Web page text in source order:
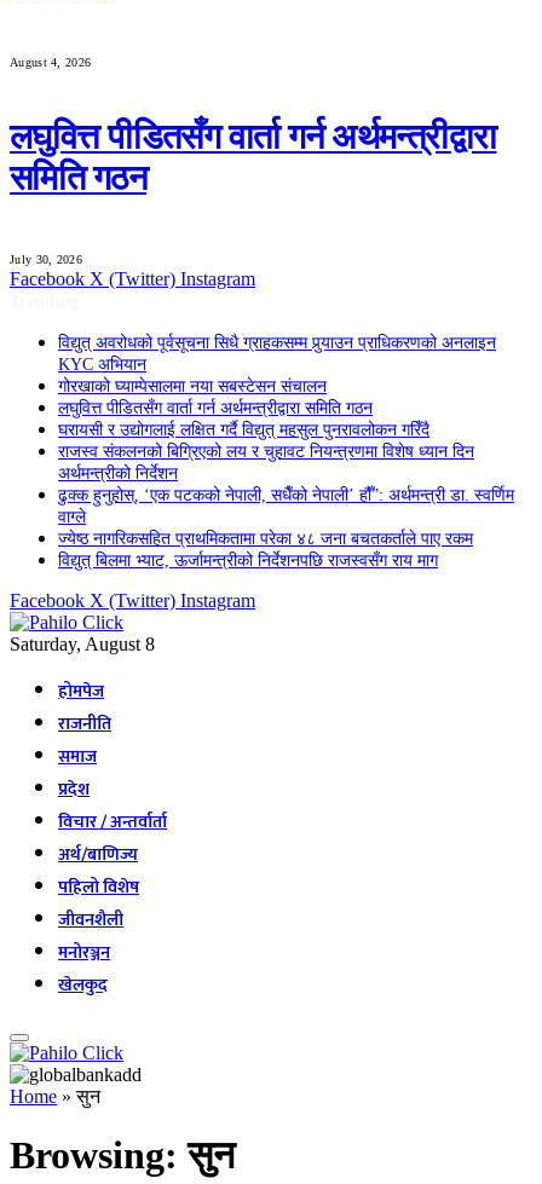
August 4, 2026
लघुवित्त पीडितसँग वार्ता गर्न अर्थमन्त्रीद्वारा
समिति गठन
July 30, 2026
Facebook X (Twitter) Instagram
विद्युत् अवरोधको पूर्वसूचना सिधै ग्राहकसम्म पुर्‍याउन प्राधिकरणको अनलाइन
KYC अभियान
गोरखाको घ्याम्पेसालमा नया सबस्टेसन संचालन
लघुवित्त पीडितसँग वार्ता गर्न अर्थमन्त्रीद्वारा समिति गठन
घरायसी र उद्योगलाई लक्षित गर्दै विद्युत् महसुल पुनरावलोकन गरिँदै
राजस्व संकलनको बिग्रिएको लय र चुहावट नियन्त्रणमा विशेष ध्यान दिन
अर्थमन्त्रीको निर्देशन
ढुक्क हुनुहोस्, ‘एक पटकको नेपाली, सधैँको नेपाली’ हौँ”: अर्थमन्त्री डा. स्वर्णिम
वाग्ले
ज्येष्ठ नागरिकसहित प्राथमिकतामा परेका ४८ जना बचतकर्ताले पाए रकम
विद्युत् बिलमा भ्याट, ऊर्जामन्त्रीको निर्देशनपछि राजस्वसँग राय माग
Facebook X (Twitter) Instagram
Saturday, August 8
होमपेज
राजनीति
समाज
प्रदेश
विचार / अन्तर्वार्ता
अर्थ/बाणिज्य
पहिलो विशेष
जीवनशैली
मनोरञ्जन
खेलकुद
Home »सुन
Browsing:सुन